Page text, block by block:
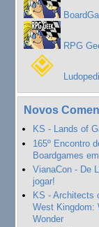
RPG
Novos
KS - Lands of
165º Encontro
Boardgames
VianaCon - De
jogar!
KS - Architects
West Kingdom:
Wonder